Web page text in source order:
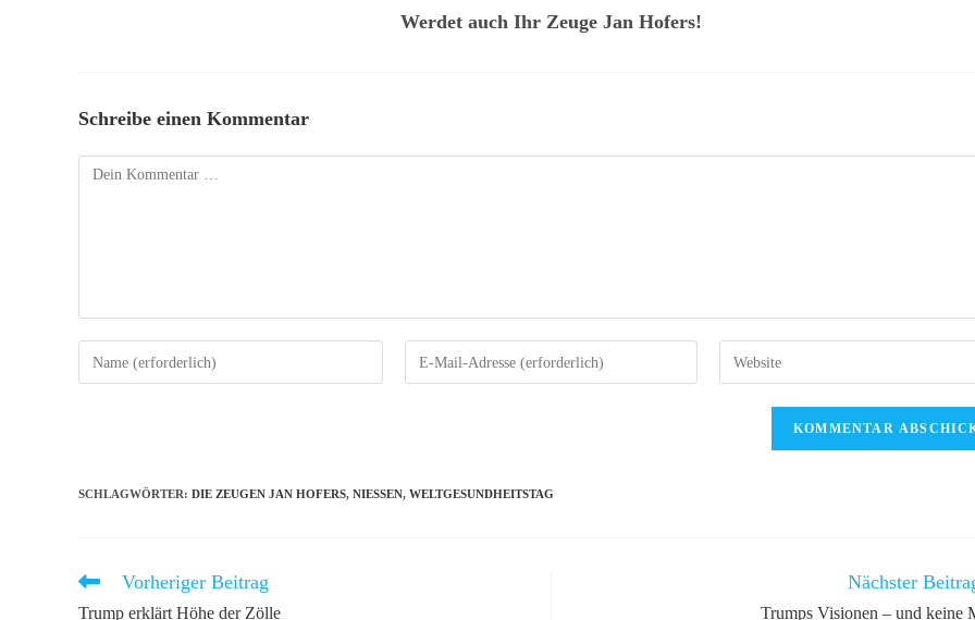
Werdet auch Ihr Zeuge Jan Hofers!
Schreibe einen Kommentar
Kommentar
Gib
deinen
zum
Gib
deine
zum
Gib
deine
Website-
SCHLAGWÖRTER: DIE ZEUGEN JAN HOFERS, NIESSEN , WELTGESUNDHEITSTAG
WeitereVorheriger Beitrag
Trump erklärt Höhe der Zölle
Nächster
Trumps Visionen – und keine